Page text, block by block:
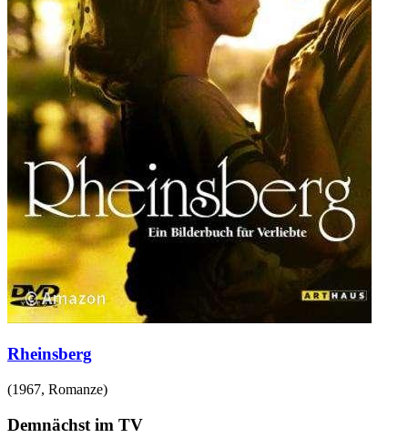
Rheinsberg
(1967, Romanze)
Demnächst im TV